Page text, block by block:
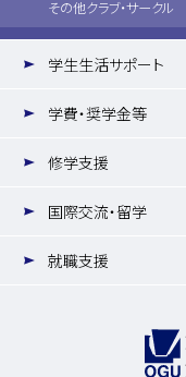
その他クラブ・サークル
学生生活サポート
学費・奨学金等
修学支援
国際交流・留学
就職支援